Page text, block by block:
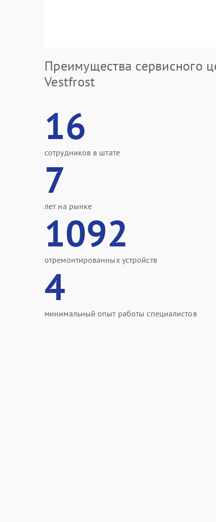
Преимущества сервисного
Vestfrost
16
сотрудников в штате
7
лет на рынке
1092
отремонтированных устройств
4
минимальный опыт работы специалистов